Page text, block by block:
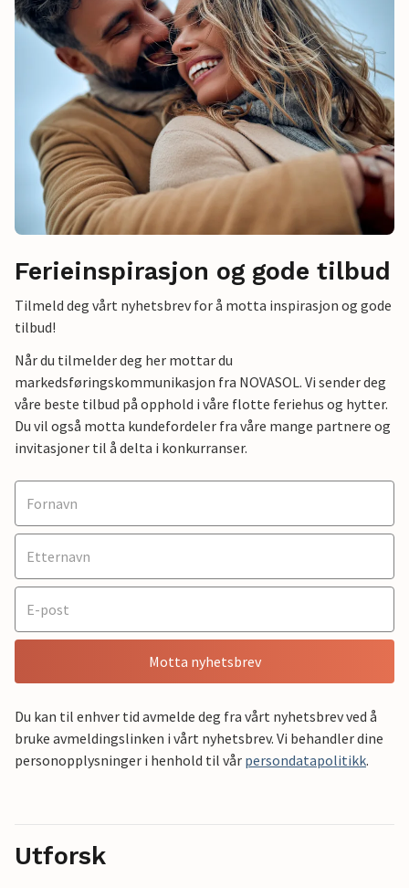
Ferieinspirasjon og gode tilbud
Tilmeld deg vårt nyhetsbrev for å motta inspirasjon og gode
tilbud!
Når du tilmelder deg her mottar du
markedsføringskommunikasjon fra NOVASOL. Vi sender deg
våre beste tilbud på opphold i våre flotte feriehus og hytter.
Du vil også motta kundefordeler fra våre mange partnere og
invitasjoner til å delta i konkurranser.
Motta nyhetsbrev
Du kan til enhver tid avmelde deg fra vårt nyhetsbrev ved å
bruke avmeldingslinken i vårt nyhetsbrev. Vi behandler dine
personopplysninger i henhold til vår persondatapolitikk.
Utforsk